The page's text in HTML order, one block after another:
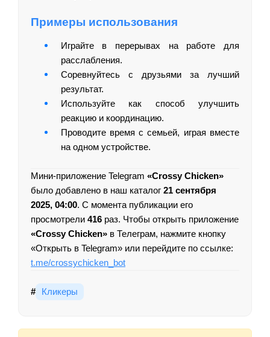
Примеры использования
Играйте в перерывах на работе для
расслабления.
Соревнуйтесь с друзьями за лучший
результат.
Используйте как способ улучшить
реакцию и координацию.
Проводите время с семьей, играя вместе
на одном устройстве.
Мини-приложение Telegram «Crossy Chicken»
было добавлено в наш каталог 21 сентября
2025, 04:00. С момента публикации его
просмотрели 416 раз. Чтобы открыть приложение
«Crossy Chicken» в Телеграм, нажмите кнопку
«Открыть в Telegram» или перейдите по ссылке:
t.me/crossychicken_bot
# Кликеры